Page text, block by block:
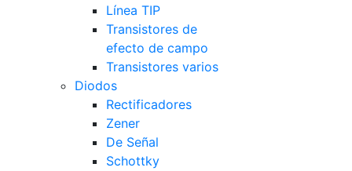
Línea TIP
Transistores de
efecto de campo
Transistores varios
Diodos
Rectificadores
Zener
De Señal
Schottky